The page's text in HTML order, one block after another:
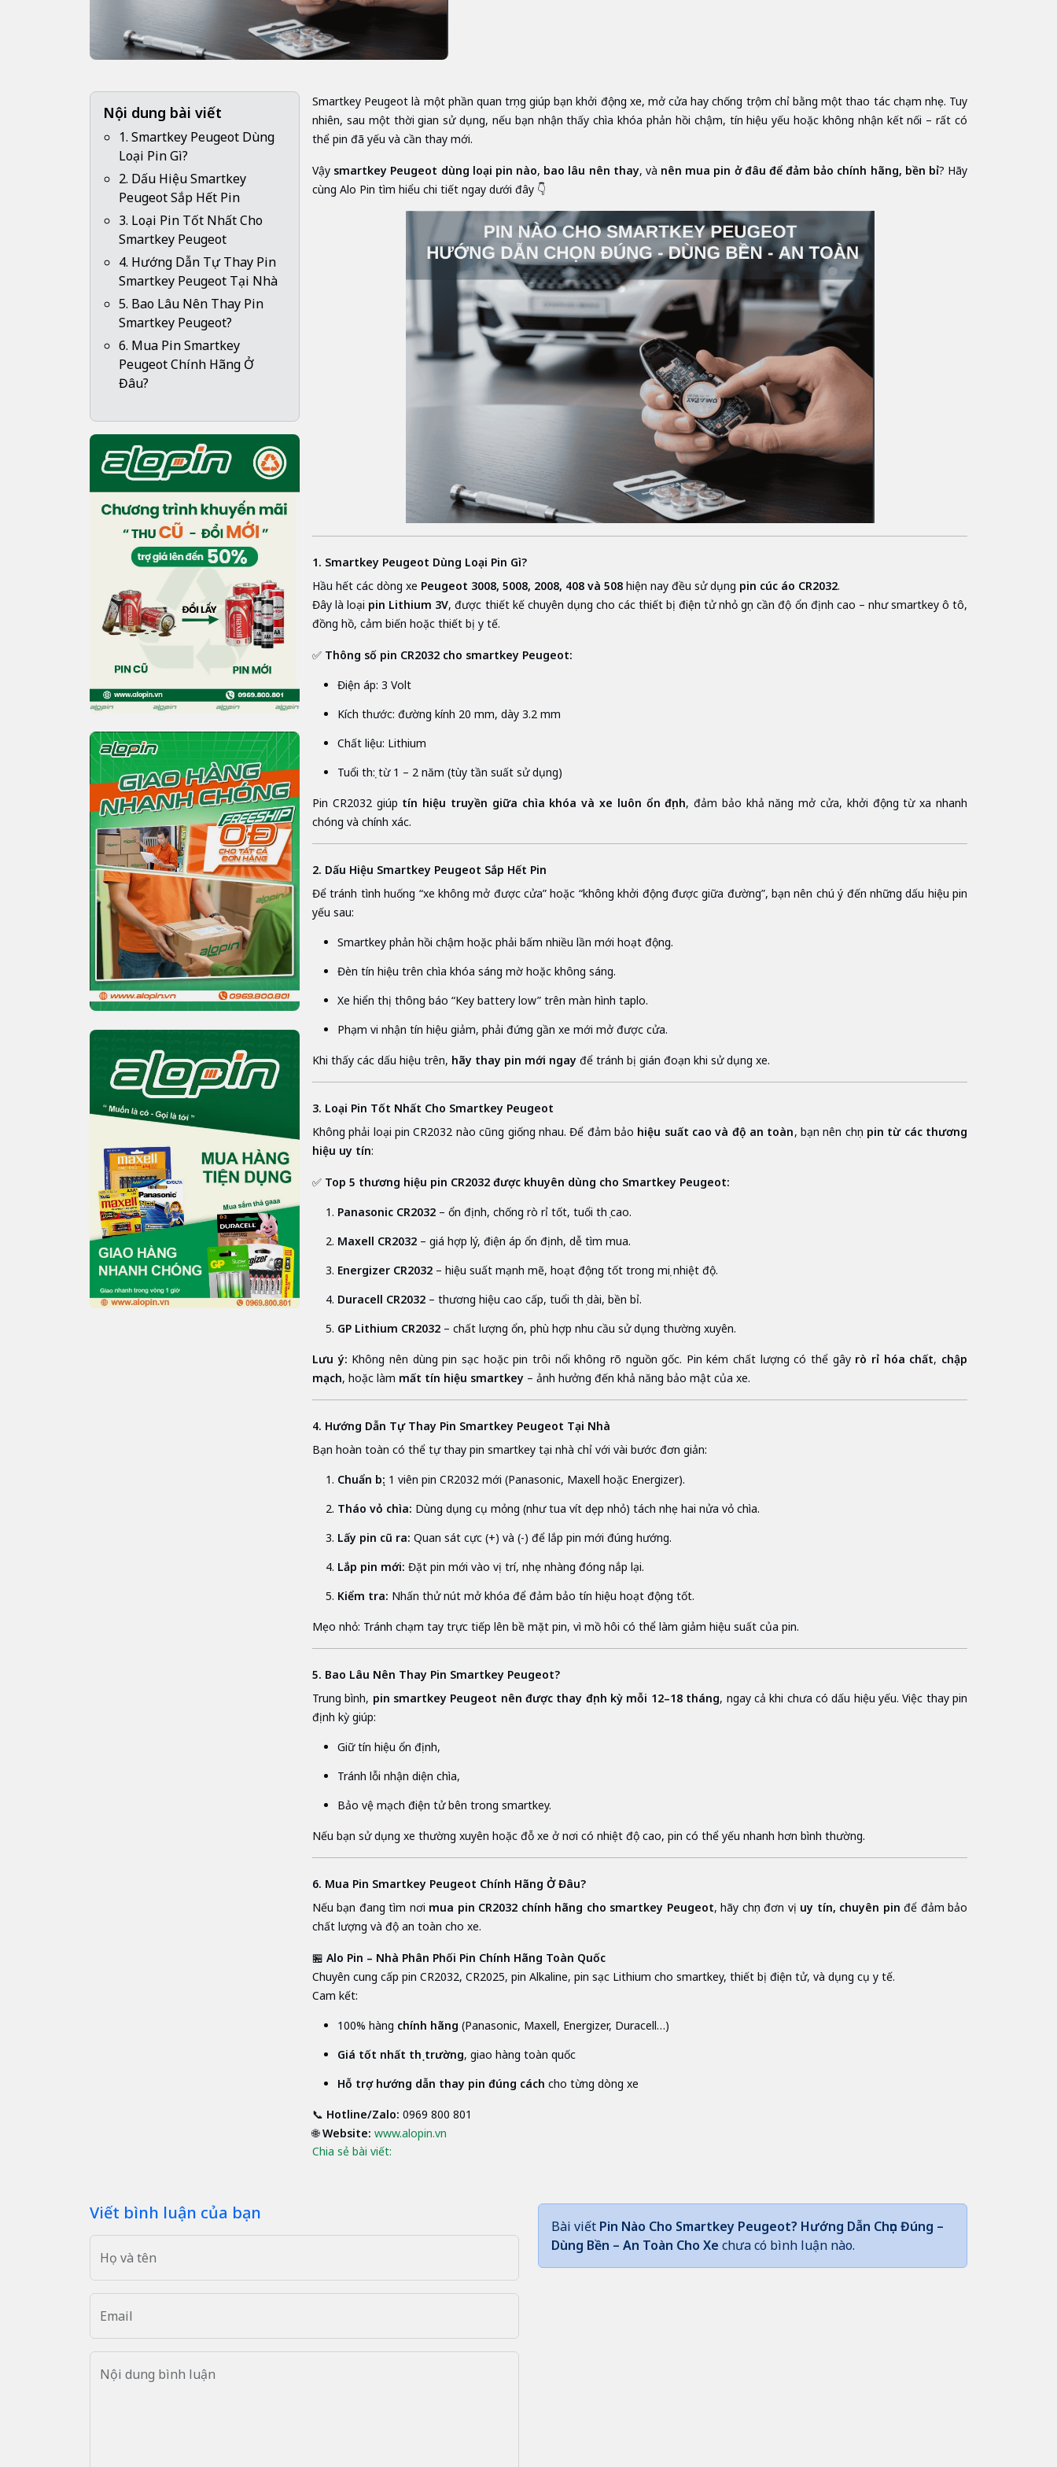
Nội dung bài viết
1. Smartkey Peugeot Dùng
Loại Pin Gì?
2. Dấu Hiệu Smartkey
Peugeot Sắp Hết Pin
3. Loại Pin Tốt Nhất Cho
Smartkey Peugeot
4. Hướng Dẫn Tự Thay Pin
Smartkey Peugeot Tại Nhà
5. Bao Lâu Nên Thay Pin
Smartkey Peugeot?
6. Mua Pin Smartkey
Peugeot Chính Hãng Ở
Đâu?
Smartkey Peugeot là một phần quan trọng giúp bạn khởi động xe, mở cửa hay chống trộm chỉ bằng một thao tác chạm nhẹ. Tuy
nhiên, sau một thời gian sử dụng, nếu bạn nhận thấy chìa khóa phản hồi chậm, tín hiệu yếu hoặc không nhận kết nối – rất có
thể pin đã yếu và cần thay mới.
Vậy smartkey Peugeot dùng loại pin nào, bao lâu nên thay, và nên mua pin ở đâu để đảm bảo chính hãng, bền bỉ? Hãy
cùng Alo Pin tìm hiểu chi tiết ngay dưới đây 👇
1. Smartkey Peugeot Dùng Loại Pin Gì?
Hầu hết các dòng xe Peugeot 3008, 5008, 2008, 408 và 508 hiện nay đều sử dụng pin cúc áo CR2032.
Đây là loại pin Lithium 3V, được thiết kế chuyên dụng cho các thiết bị điện tử nhỏ gọn cần độ ổn định cao – như smartkey ô tô,
đồng hồ, cảm biến hoặc thiết bị y tế.
✅ Thông số pin CR2032 cho smartkey Peugeot:
Điện áp: 3 Volt
Kích thước: đường kính 20 mm, dày 3.2 mm
Chất liệu: Lithium
Tuổi thọ: từ 1 – 2 năm (tùy tần suất sử dụng)
Pin CR2032 giúp tín hiệu truyền giữa chìa khóa và xe luôn ổn định, đảm bảo khả năng mở cửa, khởi động từ xa nhanh
chóng và chính xác.
2. Dấu Hiệu Smartkey Peugeot Sắp Hết Pin
Để tránh tình huống “xe không mở được cửa” hoặc “không khởi động được giữa đường”, bạn nên chú ý đến những dấu hiệu pin
yếu sau:
Smartkey phản hồi chậm hoặc phải bấm nhiều lần mới hoạt động.
Đèn tín hiệu trên chìa khóa sáng mờ hoặc không sáng.
Xe hiển thị thông báo “Key battery low” trên màn hình taplo.
Phạm vi nhận tín hiệu giảm, phải đứng gần xe mới mở được cửa.
Khi thấy các dấu hiệu trên, hãy thay pin mới ngay để tránh bị gián đoạn khi sử dụng xe.
3. Loại Pin Tốt Nhất Cho Smartkey Peugeot
Không phải loại pin CR2032 nào cũng giống nhau. Để đảm bảo hiệu suất cao và độ an toàn, bạn nên chọn pin từ các thương
hiệu uy tín:
✅ Top 5 thương hiệu pin CR2032 được khuyên dùng cho Smartkey Peugeot:
Panasonic CR2032 – ổn định, chống rò rỉ tốt, tuổi thọ cao.
Maxell CR2032 – giá hợp lý, điện áp ổn định, dễ tìm mua.
Energizer CR2032 – hiệu suất mạnh mẽ, hoạt động tốt trong mọi nhiệt độ.
Duracell CR2032 – thương hiệu cao cấp, tuổi thọ dài, bền bỉ.
GP Lithium CR2032 – chất lượng ổn, phù hợp nhu cầu sử dụng thường xuyên.
Lưu ý: Không nên dùng pin sạc hoặc pin trôi nổi không rõ nguồn gốc. Pin kém chất lượng có thể gây rò rỉ hóa chất, chập
mạch, hoặc làm mất tín hiệu smartkey – ảnh hưởng đến khả năng bảo mật của xe.
4. Hướng Dẫn Tự Thay Pin Smartkey Peugeot Tại Nhà
Bạn hoàn toàn có thể tự thay pin smartkey tại nhà chỉ với vài bước đơn giản:
Chuẩn bị: 1 viên pin CR2032 mới (Panasonic, Maxell hoặc Energizer).
Tháo vỏ chìa: Dùng dụng cụ mỏng (như tua vít dẹp nhỏ) tách nhẹ hai nửa vỏ chìa.
Lấy pin cũ ra: Quan sát cực (+) và (-) để lắp pin mới đúng hướng.
Lắp pin mới: Đặt pin mới vào vị trí, nhẹ nhàng đóng nắp lại.
Kiểm tra: Nhấn thử nút mở khóa để đảm bảo tín hiệu hoạt động tốt.
Mẹo nhỏ: Tránh chạm tay trực tiếp lên bề mặt pin, vì mồ hôi có thể làm giảm hiệu suất của pin.
5. Bao Lâu Nên Thay Pin Smartkey Peugeot?
Trung bình, pin smartkey Peugeot nên được thay định kỳ mỗi 12–18 tháng, ngay cả khi chưa có dấu hiệu yếu. Việc thay pin
định kỳ giúp:
Giữ tín hiệu ổn định,
Tránh lỗi nhận diện chìa,
Bảo vệ mạch điện tử bên trong smartkey.
Nếu bạn sử dụng xe thường xuyên hoặc đỗ xe ở nơi có nhiệt độ cao, pin có thể yếu nhanh hơn bình thường.
6. Mua Pin Smartkey Peugeot Chính Hãng Ở Đâu?
Nếu bạn đang tìm nơi mua pin CR2032 chính hãng cho smartkey Peugeot, hãy chọn đơn vị uy tín, chuyên pin để đảm bảo
chất lượng và độ an toàn cho xe.
🏪 Alo Pin – Nhà Phân Phối Pin Chính Hãng Toàn Quốc
Chuyên cung cấp pin CR2032, CR2025, pin Alkaline, pin sạc Lithium cho smartkey, thiết bị điện tử, và dụng cụ y tế.
Cam kết:
100% hàng chính hãng (Panasonic, Maxell, Energizer, Duracell…)
Giá tốt nhất thị trường, giao hàng toàn quốc
Hỗ trợ hướng dẫn thay pin đúng cách cho từng dòng xe
📞 Hotline/Zalo: 0969 800 801
🌐Website: www.alopin.vn
Chia sẻ bài viết:
Viết bình luận của bạn
Họ và tên
Email
Nội dung bình luận
Bài viết Pin Nào Cho Smartkey Peugeot? Hướng Dẫn Chọn Đúng –
Dùng Bền – An Toàn Cho Xe chưa có bình luận nào.